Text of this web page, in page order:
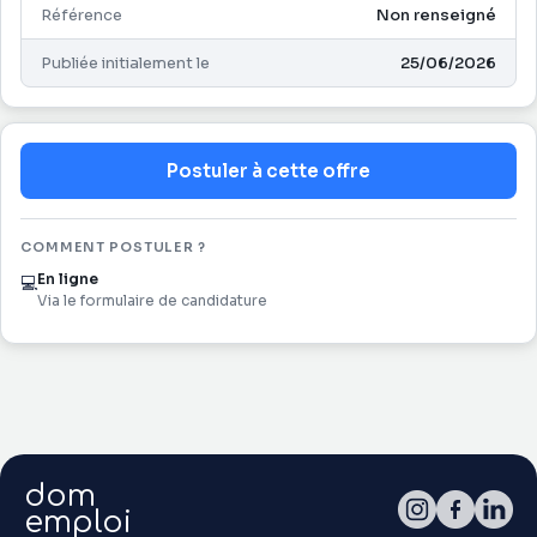
Référence Non renseigné
Publiée initialement le 25/06/2026
Postuler à cette offre
COMMENT POSTULER ?
💻En ligne
Via le formulaire de candidature
dom
emploi